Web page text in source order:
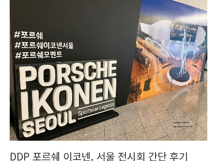
예매는 전 4만대였고 좀 있다가 다른 브라우저로 새로고침해보니 대기가
30만이 뜨네요..;;ㅋㅋ 나중에 보니 34만도 나오더라구요. 30분째 아직 구
경도 못했고 지금 할께 없어서 블로그에 취소표 시간 올릴려..
DDP 포르쉐 이코넨, 서울 전시회 간단 후기